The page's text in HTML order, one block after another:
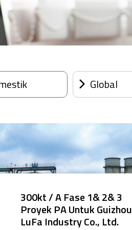
Global
300kt / A Fase 1& 2& 3
Proyek PA Untuk Guizhou
LuFa Industry Co., Ltd.